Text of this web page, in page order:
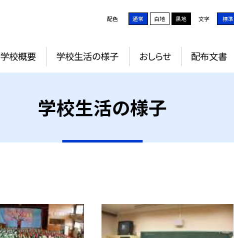
配色 通常 白地 黒地 文字 標準
学校概要 学校生活の様子 おしらせ 配布文書
学校生活の様子